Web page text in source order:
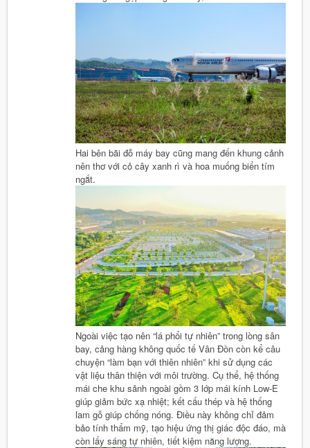
Hai bên bãi đỗ máy bay cũng mang đến khung cảnh
nên thơ với cỏ cây xanh rì và hoa muống biển tím
ngắt.
Ngoài việc tạo nên “lá phổi tự nhiên” trong lòng sân
bay, cảng hàng không quốc tế Vân Đồn còn kể câu
chuyện “làm bạn với thiên nhiên” khi sử dụng các
vật liệu thân thiện với môi trường. Cụ thể, hệ thống
mái che khu sảnh ngoài gồm 3 lớp mái kính Low-E
giúp giảm bức xạ nhiệt; kết cấu thép và hệ thống
lam gỗ giúp chống nóng. Điều này không chỉ đảm
bảo tính thẩm mỹ, tạo hiệu ứng thị giác độc đáo, mà
còn lấy sáng tự nhiên, tiết kiệm năng lượng.